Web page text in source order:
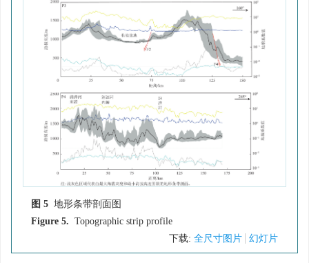
图 5 地形条带剖面图
Figure 5. Topographic strip profile
下载: 全尺寸图片 幻灯片